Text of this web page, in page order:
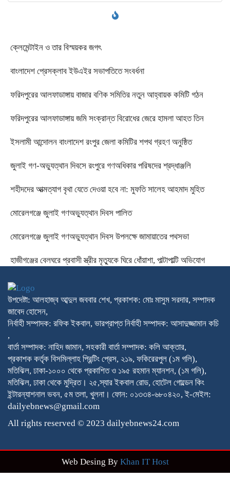
ক্লেমেন্টাইন ও তার বিস্ময়কর জগৎ
বাংলাদেশ প্রেসক্লাব ইউএইর সভাপতিতে সংবর্ধনা
ফরিদপুরের আলফাডাঙ্গায় বাজার বণিক সমিতির নতুন আহ্বায়ক কমিটি গঠন
ফরিদপুরের আলফাডাঙ্গায় জমি সংক্রান্ত বিরোধের জেরে হামলা আহত তিন
ইসলামী আন্দোলন বাংলাদেশ রংপুর জেলা কমিটির শপথ গ্রহণ অনুষ্ঠিত
‎জুলাই গণ-অভ্যুত্থান দিবসে রংপুরে গণঅধিকার পরিষদের শ্রদ্ধাঞ্জলি ‎
‎শহীদদের আত্মত্যাগ বৃথা যেতে দেওয়া হবে না: মুফতি সালেহ আহমাদ মুহিত ‎
মোরেলগঞ্জে জুলাই গণঅভ্যুত্থান দিবস পালিত
মোরেলগঞ্জে জুলাই গণঅভ্যুত্থান দিবস উপলক্ষে জামায়াতের পথসভা
হাজীগঞ্জের বেলঘরে প্রবাসী স্ত্রীর মৃত্যুকে ঘিরে ধোঁয়াশা, পাল্টাপাল্টি অভিযোগ
উপদেষ্টা: আলহাজ্ব আব্দুল জববার শেখ, প্রকাশক: মোঃ মাসুম সরদার, সম্পাদক
জাবেদ হোসেন,
নির্বাহী সম্পাদক: রফিক ইকবাল, ভারপ্রাপ্ত নির্বাহী সম্পাদক: আসাদুজ্জামান কচি
,
বার্তা সম্পাদক: নাহিদ জামান, সহকারী বার্তা সম্পাদক: কলি আক্তার,
প্রকাশক কর্তৃক বিসমিল্লাহ প্রিন্টিং প্রেস, ২১৯, ফকিরেরপুল (১ম গলি),
মতিঝিল, ঢাকা-১০০০ থেকে প্রকাশিত ও ১৯৫ রহমান ম্যানশন, (১ম গলি),
মতিঝিল, ঢাকা থেকে মুদ্রিত। ২৫,স্যার ইকবাল রোড, হোটেল গোল্ডেন কিং
ইন্টারন্যাশনাল ভবন, ৫ম তলা, খুলনা। ফোন: ০১৩৩৪-৬৮০৪২০, ই-মেইল:
dailyebnews@gmail.com
All rights reserved © 2023 dailyebnews24.com
Web Desing By Khan IT Host